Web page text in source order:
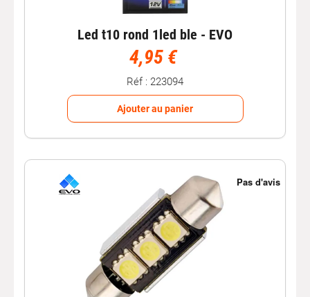
Led t10 rond 1led ble - EVO
4,95 €
Réf : 223094
Ajouter au panier